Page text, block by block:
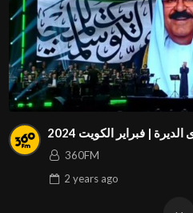
| فبراير الكويت 2024
360FM
2 yearsago